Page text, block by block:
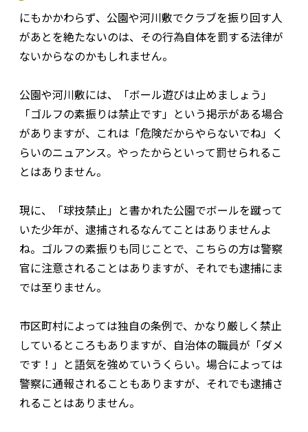
にもかかわらず、公園や河川敷でクラブを振り回す人
があとを絶たないのは、その行為自体を罰する法律が
ないからなのかもしれません。
公園や河川敷には、「ボール遊びは止めましょう」
「ゴルフの素振りは禁止です」という掲示がある場合
がありますが、これは「危険だからやらないでね」く
らいのニュアンス。やったからといって罰せられるこ
とはありません。
現に、「球技禁止」と書かれた公園でボールを蹴って
いた少年が、逮捕されるなんてことはありませんよ
ね。ゴルフの素振りも同じことで、こちらの方は警察
官に注意されることはありますが、それでも逮捕にま
では至りません。
市区町村によっては独自の条例で、かなり厳しく禁止
しているところもありますが、自治体の職員が「ダメ
です！」と語気を強めていうくらい。場合によっては
警察に通報されることもありますが、それでも逮捕さ
れることはありません。